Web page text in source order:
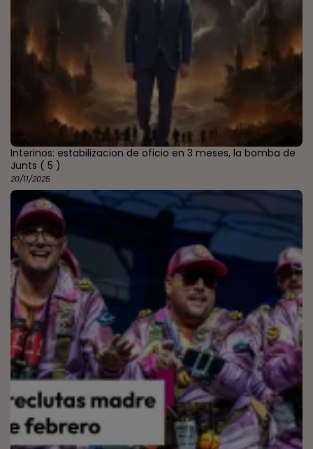
Interinos: estabilizacion de oficio en 3 meses, la bomba de
Junts ( 5 )
20/11/2025